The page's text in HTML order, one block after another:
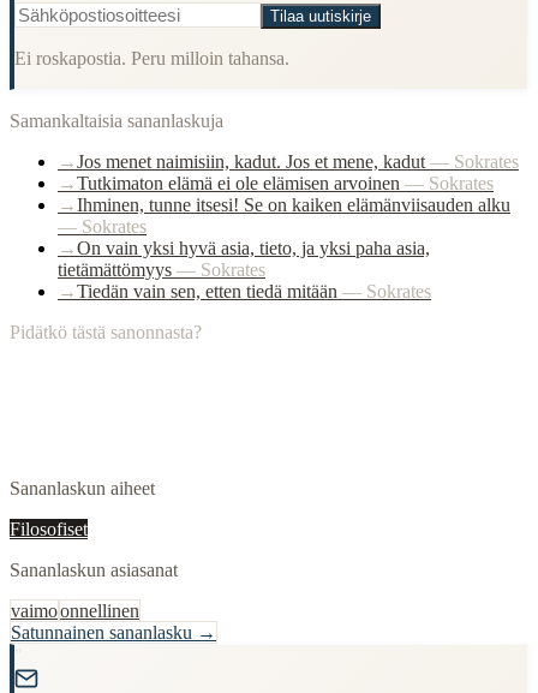
Tilaa uutiskirje
Ei roskapostia. Peru milloin tahansa.
Samankaltaisia sananlaskuja
→Jos menet naimisiin, kadut. Jos et mene, kadut — Sokrates
→Tutkimaton elämä ei ole elämisen arvoinen — Sokrates
→Ihminen, tunne itsesi! Se on kaiken elämänviisauden alku
— Sokrates
→On vain yksi hyvä asia, tieto, ja yksi paha asia,
tietämättömyys — Sokrates
→Tiedän vain sen, etten tiedä mitään — Sokrates
Pidätkö tästä sanonnasta?
Sananlaskun aiheet
Filosofiset
Sananlaskun asiasanat
vaimoonnellinen
Satunnainen sananlasku →